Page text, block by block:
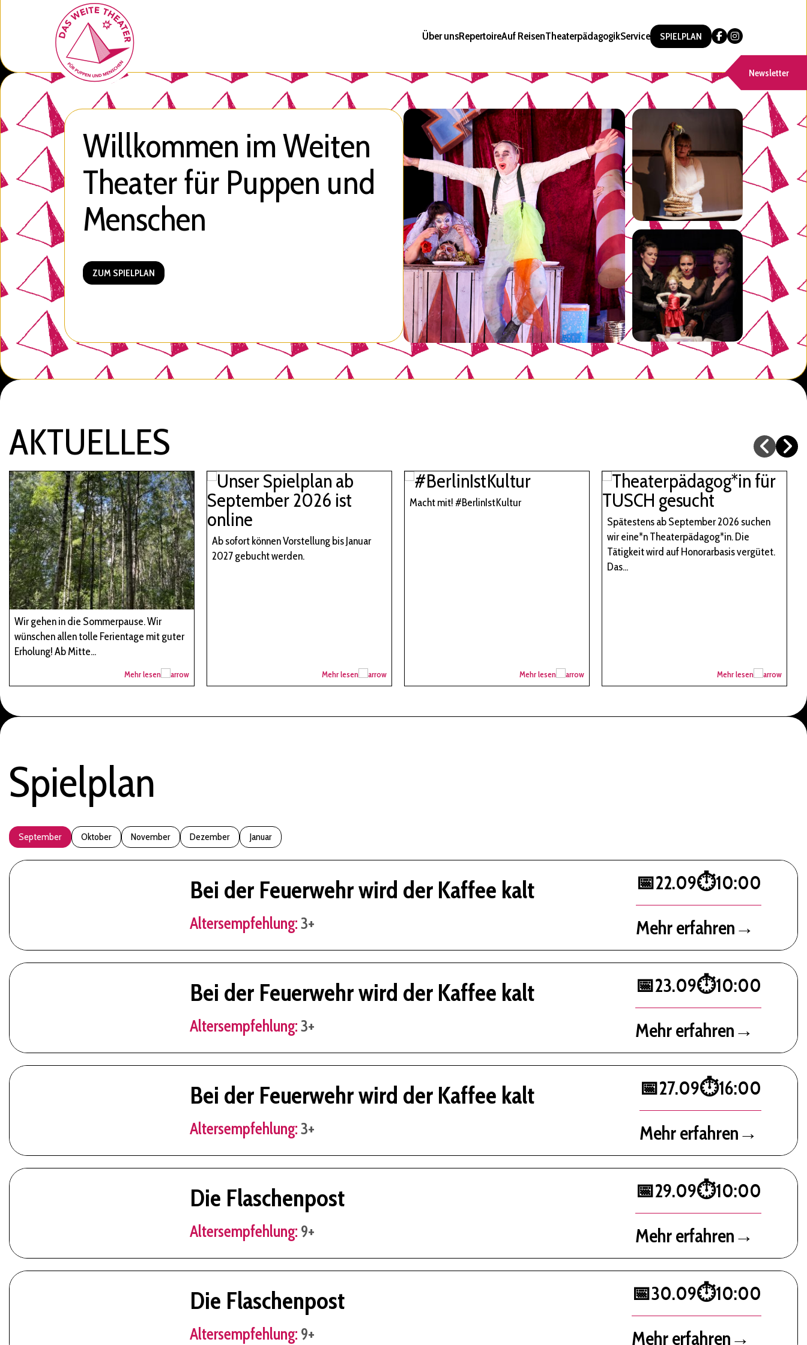
Über unsRepertoireAuf ReisenTheaterpädagogikService SPIELPLAN
Newsletter
Willkommen im Weiten
Theater für Puppen und
Menschen
ZUM SPIELPLAN
AKTUELLES
Wir gehen in die Sommerpause. Wir
wünschen allen tolle Ferientage mit guter
Erholung! Ab Mitte...
Mehr lesen
Ab sofort können Vorstellung bis Januar
2027 gebucht werden.
Mehr lesen
Macht mit! #BerlinIstKultur
Mehr lesen
Spätestens ab September 2026 suchen
wir eine*n Theaterpädagog*in. Die
Tätigkeit wird auf Honorarbasis vergütet.
Das...
Mehr lesen
Spielplan
September Oktober November Dezember Januar
Bei der Feuerwehr wird der Kaffee kalt
Altersempfehlung:3+
📅22.09⏱️10:00
Mehr erfahren→
Bei der Feuerwehr wird der Kaffee kalt
Altersempfehlung:3+
📅23.09⏱️10:00
Mehr erfahren→
Bei der Feuerwehr wird der Kaffee kalt
Altersempfehlung:3+
📅27.09⏱️16:00
Mehr erfahren→
Die Flaschenpost
Altersempfehlung: 9+
📅29.09⏱️10:00
Mehr erfahren→
Die Flaschenpost
Altersempfehlung: 9+
📅30.09⏱️10:00
Mehr erfahren→